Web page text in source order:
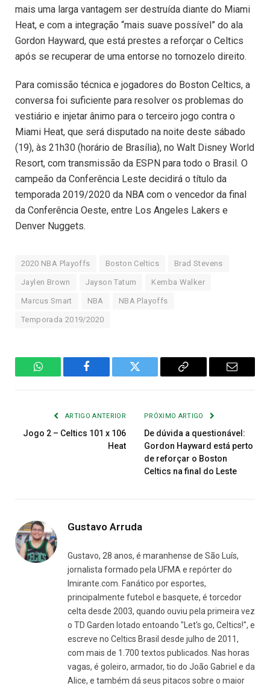
mais uma larga vantagem ser destruída diante do Miami
Heat, e com a integração “mais suave possível” do ala
Gordon Hayward, que está prestes a reforçar o Celtics
após se recuperar de uma entorse no tornozelo direito.
Para comissão técnica e jogadores do Boston Celtics, a
conversa foi suficiente para resolver os problemas do
vestiário e injetar ânimo para o terceiro jogo contra o
Miami Heat, que será disputado na noite deste sábado
(19), às 21h30 (horário de Brasília), no Walt Disney World
Resort, com transmissão da ESPN para todo o Brasil. O
campeão da Conferência Leste decidirá o título da
temporada 2019/2020 da NBA com o vencedor da final
da Conferência Oeste, entre Los Angeles Lakers e
Denver Nuggets.
2020 NBA Playoffs Boston Celtics Brad Stevens
Jaylen Brown Jayson Tatum Kemba Walker
Marcus Smart NBA NBA Playoffs
Temporada 2019/2020
WhatsAppFacebook Twitter
Copiar
E-
ARTIGO ANTERIOR
Jogo 2 – Celtics 101 x 106
Heat
PRÓXIMO ARTIGO
De dúvida a questionável:
Gordon Hayward está perto
de reforçar o Boston
Celtics na final do Leste
Gustavo Arruda
Gustavo, 28 anos, é maranhense de São Luís,
jornalista formado pela UFMA e repórter do
Imirante.com. Fanático por esportes,
principalmente futebol e basquete, é torcedor
celta desde 2003, quando ouviu pela primeira vez
o TD Garden lotado entoando "Let's go, Celtics!", e
escreve no Celtics Brasil desde julho de 2011,
com mais de 1.700 textos publicados. Nas horas
vagas, é goleiro, armador, tio do João Gabriel e da
Alice, e também dá seus pitacos sobre o maior